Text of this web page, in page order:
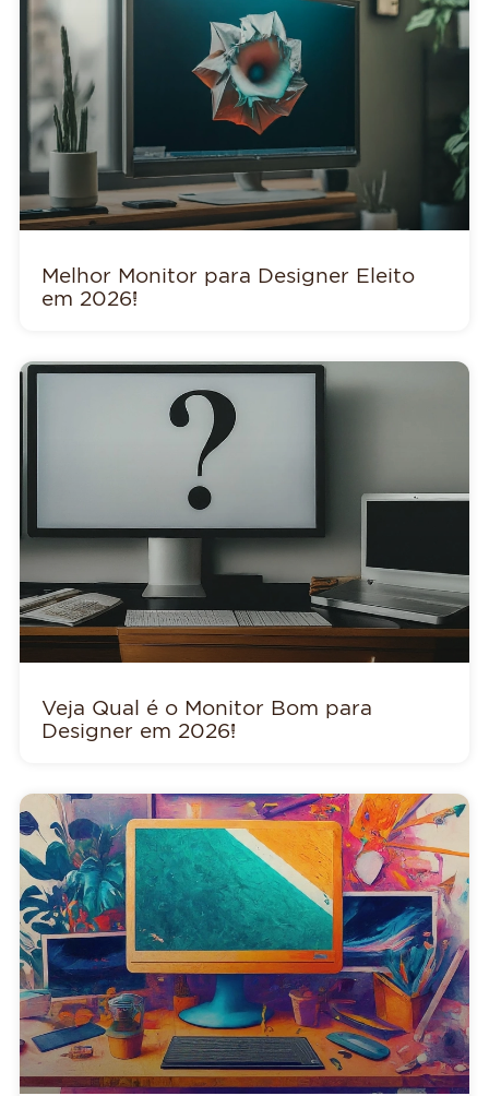
Melhor Monitor para Designer Eleito
em 2026!
Veja Qual é o Monitor Bom para
Designer em 2026!